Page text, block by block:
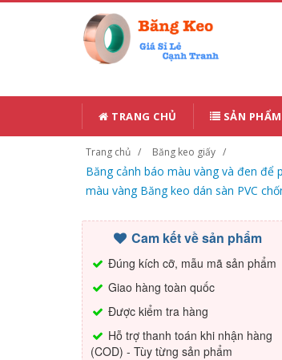
TRANG CHỦ SẢN PHẨM
Trang chủ Băng keo giấy
Băng cảnh báo màu vàng và đen để
màu vàng Băng keo dán sàn PVC
Cam kết về sản phẩm
Đúng kích cỡ, mẫu mã sản phẩm
Giao hàng toàn quốc
Được kiểm tra hàng
Hỗ trợ thanh toán khi nhận hàng
(COD) - Tùy từng sản phẩm